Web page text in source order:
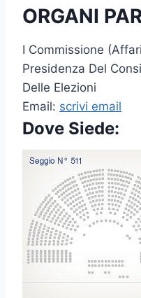
ORGANI
I Commissione
Presidenza Del
Delle Elezioni
Email: scrivi email
Dove Siede: